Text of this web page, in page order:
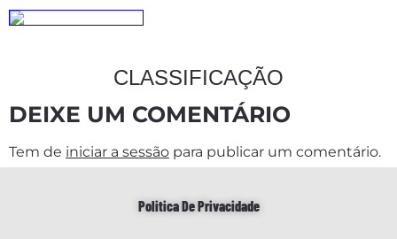
CLASSIFICAÇÃO
DEIXE UM COMENTÁRIO
Tem de iniciar a sessão para publicar um comentário.
Politica De Privacidade